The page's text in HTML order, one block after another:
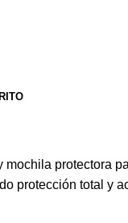
protectora
protección total y